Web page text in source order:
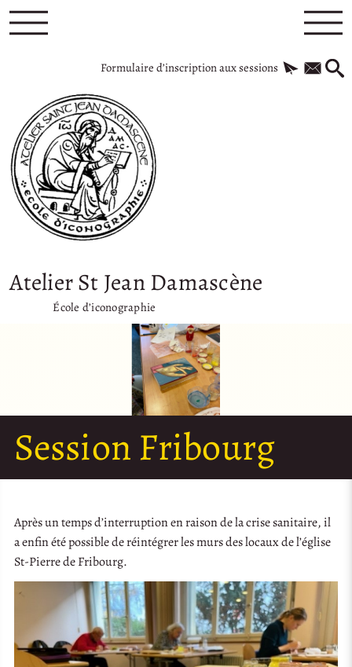
Formulaire d’inscription aux sessions
Atelier St Jean Damascène
École d’iconographie
Session Fribourg
Après un temps d’interruption en raison de la crise sanitaire, il
a enfin été possible de réintégrer les murs des locaux de l’église
St-Pierre de Fribourg.